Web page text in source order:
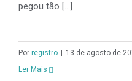
pegou tão [...]
Por registro 13 de agosto de
Ler Mais